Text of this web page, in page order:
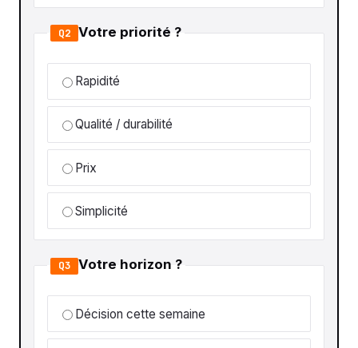
Q2 Votre priorité ?
Rapidité
Qualité / durabilité
Prix
Simplicité
Q3 Votre horizon ?
Décision cette semaine